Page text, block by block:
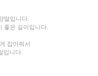
말입니다.
좋은 길이입니다.
잡아줘서
입니다.